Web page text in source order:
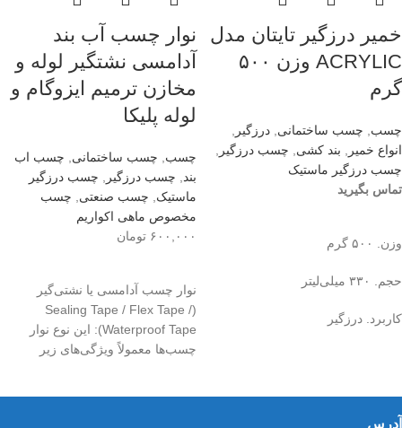
خمیر درزگیر تایتان مدل
ACRYLIC وزن ۵۰۰
گرم
چسب چسب ساختمانی درزگیر
انواع خمیر
بند کشی چسب درزگیر
چسب درزگیر ماستیک
تماس بگیرید
وزن. ۵۰۰ گرم
حجم. ۳۳۰ میلی‌لیتر
کاربرد. درزگیر
نوار چسب آب بند
آدامسی نشتگیر لوله و
مخازن ترمیم ایزوگام و
لوله پلیکا
چسب چسب ساختمانی
چسب اب
بند
چسب درزگیر
چسب درزگیر
ماستیک
چسب صنعتی
چسب
مخصوص ماهی اکواریم
۶۰۰,۰۰۰ تومان
نوار چسب آدامسی یا نشتی‌گیر
(Sealing Tape / Flex Tape /
Waterproof Tape): این نوع نوار
چسب‌ها معمولاً ویژگی‌های زیر
آدرس